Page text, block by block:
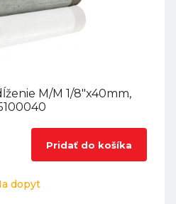
M/M 1/8"x40mm,
Pridať do košíka
dopyt